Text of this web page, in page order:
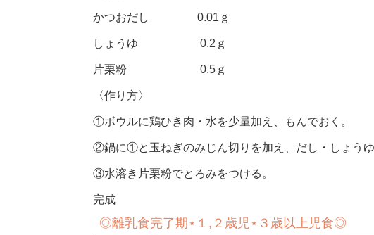
かつおだし 0.01ｇ
しょうゆ 0.2ｇ
片栗粉 0.5ｇ
〈作り方〉
①ボウルに鶏ひき肉・水を少量加え、もんでおく。
②鍋に①と玉ねぎのみじん切りを加え、だし・しょうゆ
③水溶き片栗粉でとろみをつける。
完成
◎離乳食完了期 ⋆ １ , ２歳児⋆ ３歳以上児食◎